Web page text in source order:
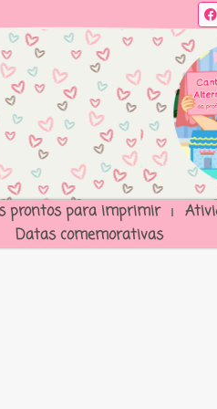
prontos para imprimir
Datas comemorativas